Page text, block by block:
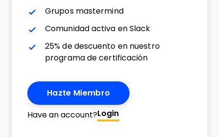
Grupos mastermind
Comunidad activa en Slack
25% de descuento en nuestro
programa de certificación
Hazte Miembro
Have an account?Login